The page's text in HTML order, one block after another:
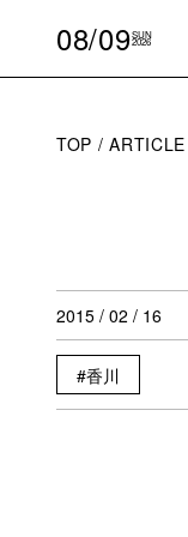
08/09SUN
2026
TOP ARTICLE
2015 / 02 / 16
香川